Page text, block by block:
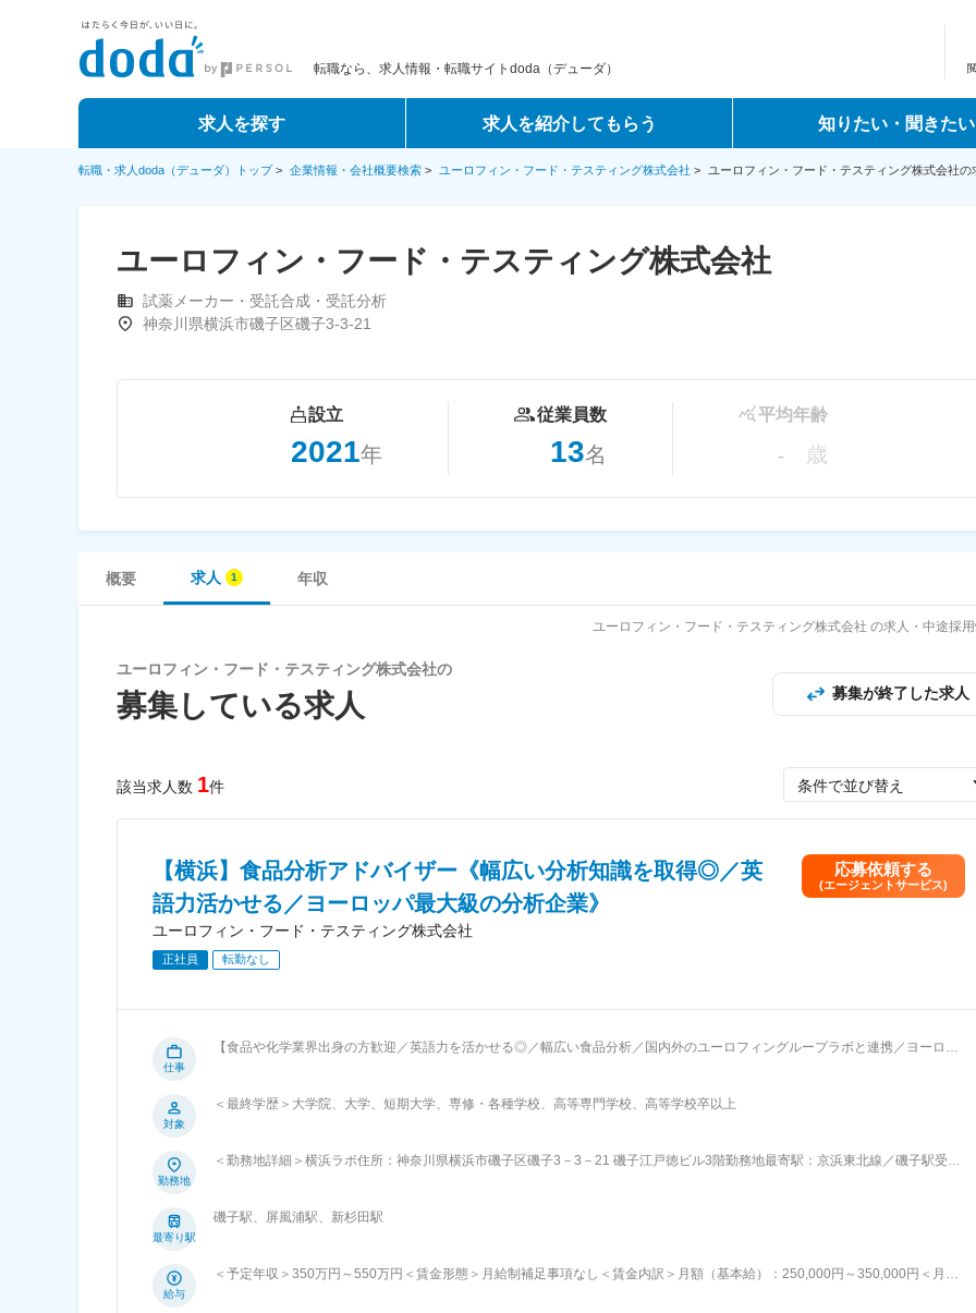
転職なら、求人情報・転職サイトdoda（デューダ）
求人を探す 求人を紹介してもらう 知りたい・聞きたい
転職・求人doda（デューダ）トップ> 企業情報・会社概要検索 > ユーロフィン・フード・テスティング株式会社 > ユーロフィン・フード・テスティング株式会社
ユーロフィン・フード・テスティング株式会社
試薬メーカー・受託合成・受託分析
神奈川県横浜市磯子区磯子3-3-21
設立
2021年
従業員数
13名
平均年齢
- 歳
概要 求人 年収
ユーロフィン・フード・テスティング株式会社 の求人・中途採
ユーロフィン・フード・テスティング株式会社の
募集している求人 募集が終了した求人
該当求人数 1件 条件で並び替え
【横浜】食品分析アドバイザー《幅広い分析知識を取得◎／英
語力活かせる／ヨーロッパ最大級の分析企業》
ユーロフィン・フード・テスティング株式会社
応募依頼する
(エージェントサービス)
正社員 転勤なし
仕事
【食品や化学業界出身の方歓迎／英語力を活かせる◎／幅広い食品分析／国内外のユーロフィングループラボと連携／ヨーロッ
の管理をいただきます。 ※分析業務はラボチームが行います。 ■分析内容の顧客ヒアリング ■分析メニューの提案・見積書作成
て】 配属予定のCSグループは計4名在籍しております。 職位に関わらず、意見を言いやすいフラットな雰囲気です。 各案件は
ポイント】 ■様々な分析方法を学べる◎： 食品の種類、分析方法の種類も多岐に渡るため、新しい分析方法を幅広く学ぶことが
わるPJの場合、現地の法規制などの知識も得ることができます。 英語の文書を読解することもあるため、英語力も活かせます。
対象
＜最終学歴＞大学院、大学、短期大学、専修・各種学校、高等専門学校、高等学校卒以上
勤務地
＜勤務地詳細＞横浜ラボ住所：神奈川県横浜市磯子区磯子3－3－21 磯子江戸徳ビル3階勤務地最寄駅：京浜東北線／磯子駅受動
最寄り駅
磯子駅、屏風浦駅、新杉田駅
給与
＜予定年収＞350万円～550万円＜賃金形態＞月給制補足事項なし＜賃金内訳＞月額（基本給）：250,000円～350,000円＜月給